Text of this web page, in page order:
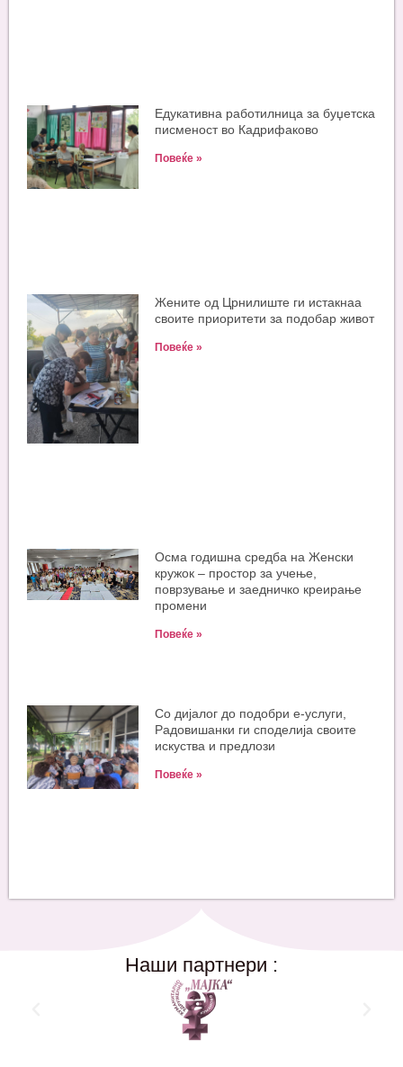
Едукативна работилница за буџетска
писменост во Кадрифаково
Повеќе »
Жените од Црнилиште ги истакнаа
своите приоритети за подобар живот
Повеќе »
Oсма годишна средба на Женски
кружок – простор за учење,
поврзување и заедничко креирање
промени
Повеќе »
Со дијалог до подобри е-услуги,
Радовишанки ги споделија своите
искуства и предлози
Повеќе »
Наши партнери :